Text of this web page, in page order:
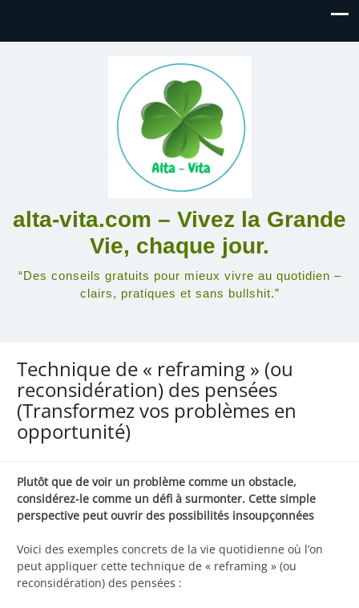
alta-vita.com – Vivez la Grande
Vie, chaque jour.
“Des conseils gratuits pour mieux vivre au quotidien –
clairs, pratiques et sans bullshit.”
Technique de « reframing » (ou
reconsidération) des pensées
(Transformez vos problèmes en
opportunité)
Plutôt que de voir un problème comme un obstacle,
considérez-le comme un défi à surmonter. Cette simple
perspective peut ouvrir des possibilités insoupçonnées
Voici des exemples concrets de la vie quotidienne où l’on
peut appliquer cette technique de « reframing » (ou
reconsidération) des pensées :